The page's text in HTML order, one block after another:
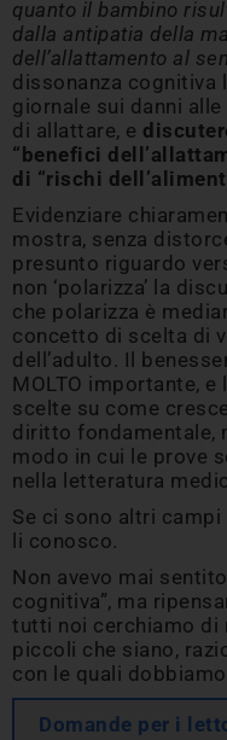
quanto il bambino
dalla antipatia della
dell’allattamento al
dissonanza cognitiva
giornale sui danni
di allattare, e
“benefici
di “rischi
Evidenziare
mostra, senza
presunto riguardo
non ‘polarizza’ la
che polarizza è
concetto di scelta di
dell’adulto. Il
MOLTO importante,
scelte su come
diritto fondamentale,
modo in cui le prove
nella letteratura
Se ci sono altri
li conosco.
Non avevo mai
cognitiva”, ma
tutti noi cerchiamo di
piccoli che siano,
con le quali
Domande per i